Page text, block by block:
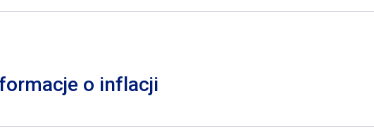
o inflacji